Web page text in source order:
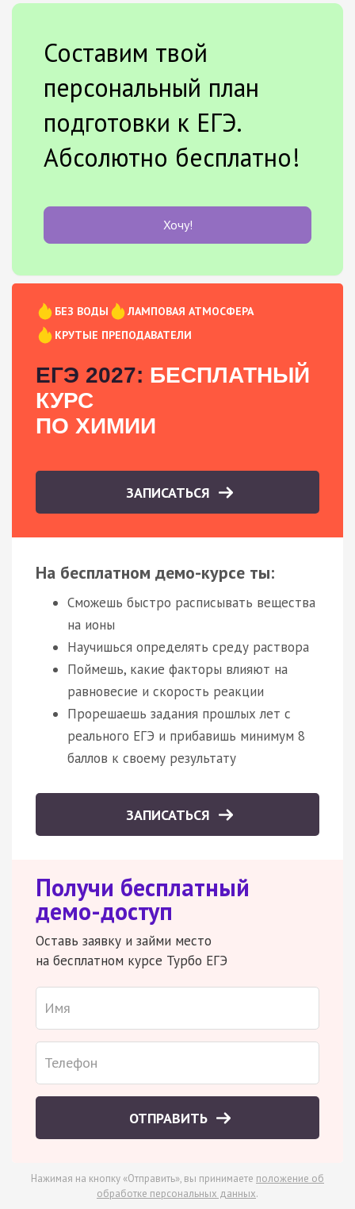
Составим твой
персональный план
подготовки к ЕГЭ.
Абсолютно бесплатно!
Хочу!
БЕЗ ВОДЫ
ЛАМПОВАЯ АТМОСФЕРА
КРУТЫЕ ПРЕПОДАВАТЕЛИ
ЕГЭ 2027: БЕСПЛАТНЫЙ
КУРС
ПО ХИМИИ
ЗАПИСАТЬСЯ
На бесплатном демо-курсе ты:
Сможешь быстро расписывать вещества
на ионы
Научишься определять среду раствора
Поймешь, какие факторы влияют на
равновесие и скорость реакции
Прорешаешь задания прошлых лет с
реального ЕГЭ и прибавишь минимум 8
баллов к своему результату
ЗАПИСАТЬСЯ
Получи бесплатный
демо-доступ
Оставь заявку и займи место
на бесплатном курсе Турбо ЕГЭ
ОТПРАВИТЬ
Нажимая на кнопку «Отправить», вы принимаете положение об
обработке персональных данных.